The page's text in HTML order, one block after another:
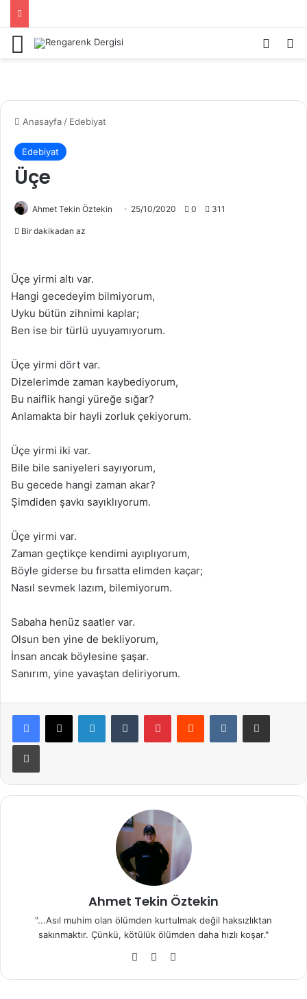
Menü Kayıt
Anasayfa / Edebiyat
Edebiyat
Üçe
Ahmet Tekin Öztekin 25/10/2020 0 311
Bir dakikadan az
Üçe yirmi altı var.
Hangi gecedeyim bilmiyorum,
Uyku bütün zihnimi kaplar;
Ben ise bir türlü uyuyamıyorum.
Üçe yirmi dört var.
Dizelerimde zaman kaybediyorum,
Bu naiflik hangi yüreğe sığar?
Anlamakta bir hayli zorluk çekiyorum.
Üçe yirmi iki var.
Bile bile saniyeleri sayıyorum,
Bu gecede hangi zaman akar?
Şimdiden şavkı sayıklıyorum.
Üçe yirmi var.
Zaman geçtikçe kendimi ayıplıyorum,
Böyle giderse bu fırsatta elimden kaçar;
Nasıl sevmek lazım, bilemiyorum.
Sabaha henüz saatler var.
Olsun ben yine de bekliyorum,
İnsan ancak böylesine şaşar.
Sanırım, yine yavaştan deliriyorum.
LinkedInTumblr PinterestReddit VKontakteE-Posta ile paylaş
Yazdır
Ahmet Tekin Öztekin
"...Asıl muhim olan ölümden kurtulmak değil haksızlıktan
sakınmaktır. Çünkü, kötülük ölümden daha hızlı koşar."
Facebook
X